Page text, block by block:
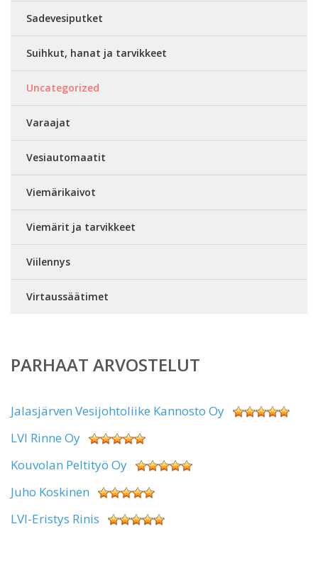
Sadevesiputket
Suihkut, hanat ja tarvikkeet
Uncategorized
Varaajat
Vesiautomaatit
Viemärikaivot
Viemärit ja tarvikkeet
Viilennys
Virtaussäätimet
PARHAAT ARVOSTELUT
Jalasjärven Vesijohtoliike Kannosto Oy
LVI Rinne Oy
Kouvolan Peltityö Oy
Juho Koskinen
LVI-Eristys Rinis